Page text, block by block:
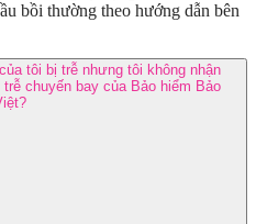
bồi thường theo hướng dẫn bên
tôi bị trễ nhưng tôi không nhận
chuyến bay của Bảo hiểm Bảo